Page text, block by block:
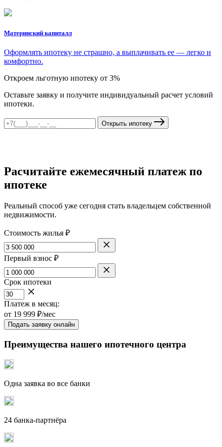
Материнский капиталл
Оформлять ипотеку не страшно, а выплачивать ее — легко и
комфортно.
Откроем льготную ипотеку от 3%
Оставьте заявку и получите индивидуальный расчет условий
ипотеки.
Открыть ипотеку
Расчитайте ежемесячный платеж по
ипотеке
Реальный способ уже сегодня стать владельцем собственной
недвижимости.
Стоимость жилья ₽
Первый взнос ₽
Срок ипотеки
Платеж в месяц:
от 19 999 ₽/мес
Подать заявку онлайн
Преимущества нашего ипотечного центра
Одна заявка во все банки
24 банка-партнёра